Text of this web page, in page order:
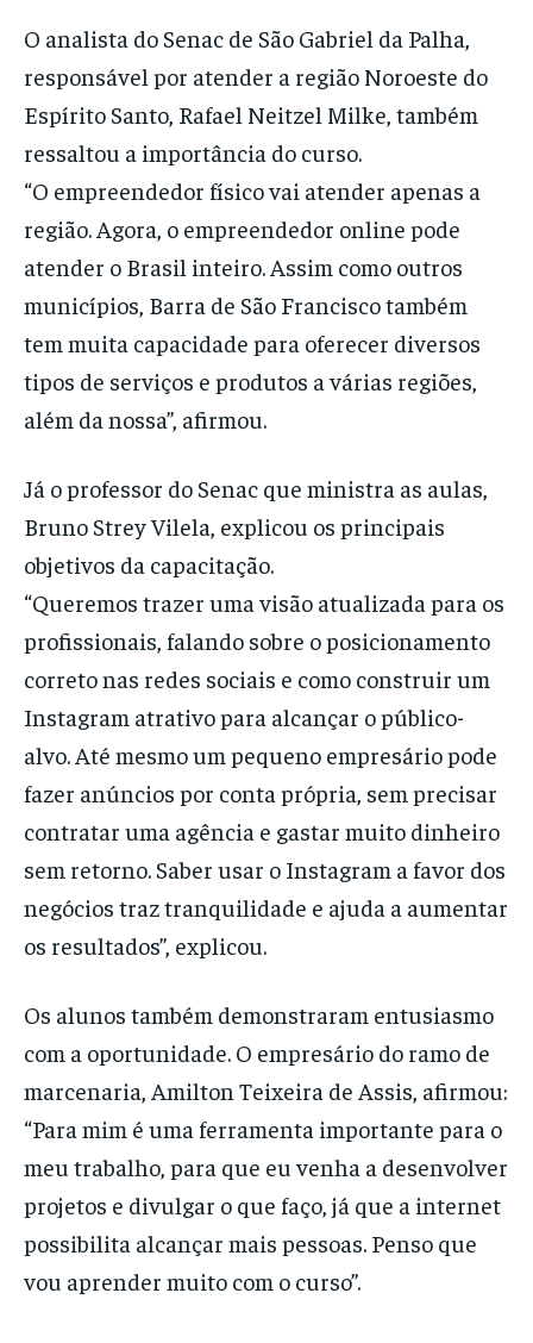
O analista do Senac de São Gabriel da Palha,
responsável por atender a região Noroeste do
Espírito Santo, Rafael Neitzel Milke, também
ressaltou a importância do curso.
“O empreendedor físico vai atender apenas a
região. Agora, o empreendedor online pode
atender o Brasil inteiro. Assim como outros
municípios, Barra de São Francisco também
tem muita capacidade para oferecer diversos
tipos de serviços e produtos a várias regiões,
além da nossa”, afirmou.
Já o professor do Senac que ministra as aulas,
Bruno Strey Vilela, explicou os principais
objetivos da capacitação.
“Queremos trazer uma visão atualizada para os
profissionais, falando sobre o posicionamento
correto nas redes sociais e como construir um
Instagram atrativo para alcançar o público-
alvo. Até mesmo um pequeno empresário pode
fazer anúncios por conta própria, sem precisar
contratar uma agência e gastar muito dinheiro
sem retorno. Saber usar o Instagram a favor dos
negócios traz tranquilidade e ajuda a aumentar
os resultados”, explicou.
Os alunos também demonstraram entusiasmo
com a oportunidade. O empresário do ramo de
marcenaria, Amilton Teixeira de Assis, afirmou:
“Para mim é uma ferramenta importante para o
meu trabalho, para que eu venha a desenvolver
projetos e divulgar o que faço, já que a internet
possibilita alcançar mais pessoas. Penso que
vou aprender muito com o curso”.